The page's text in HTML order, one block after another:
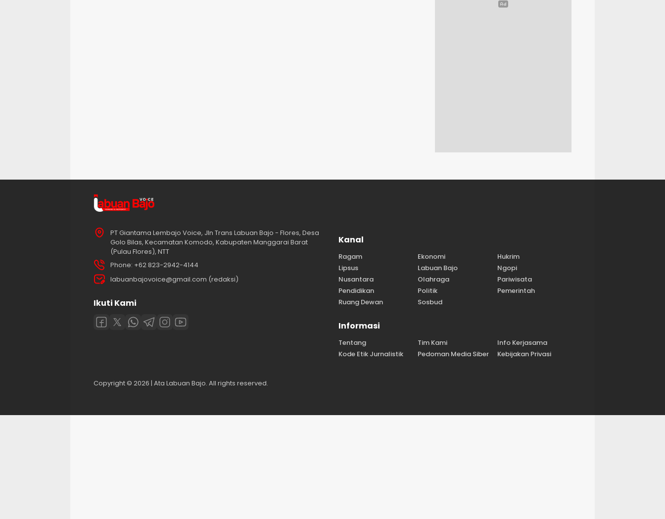
PT Giantama Lembajo Voice, Jln Trans Labuan Bajo - Flores, Desa
Golo Bilas, Kecamatan Komodo, Kabupaten Manggarai Barat
(Pulau Flores), NTT
Phone: +62 823-2942-4144
labuanbajovoice@gmail.com (redaksi)
Ikuti Kami
Kanal
Ragam Ekonomi
Hukrim
Lipsus
Labuan Bajo
Ngopi
Nusantara
Olahraga
Pariwisata
Pendidikan
Politik
Pemerintah
Ruang Dewan
Sosbud
Informasi
Tentang Tim Kami
Info Kerjasama
Kode Etik Jurnalistik
Pedoman Media Siber Kebijakan Privasi
Copyright © 2026 | Ata Labuan Bajo. All rights reserved.